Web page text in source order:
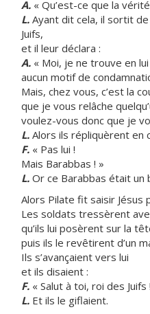
A. « Qu’est-ce que la
L. Ayant dit cela, il sortit
Juifs,
et il leur déclara :
A. « Moi, je ne trouve en lui
aucun motif de
Mais, chez vous, c’est la
que je vous relâche
voulez-vous donc que je
L. Alors ils répliquèrent en
F. « Pas lui !
Mais Barabbas ! »
L. Or ce Barabbas était un
Alors Pilate fit saisir Jésus
Les soldats tressèrent
qu’ils lui posèrent sur la
puis ils le revêtirent d’un
Ils s’avançaient vers lui
et ils disaient :
F. « Salut à toi, roi des Juifs
L. Et ils le giflaient.